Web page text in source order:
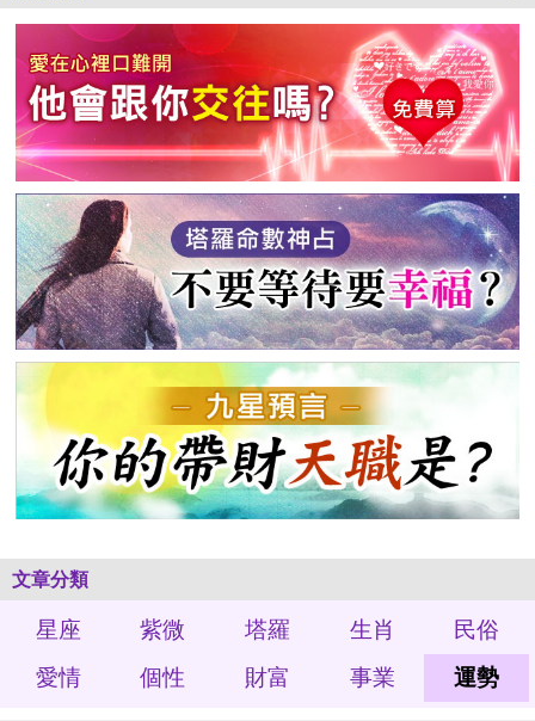
文章分類
星座 紫微 塔羅 生肖
民俗
愛情
個性 財富 事業 運勢